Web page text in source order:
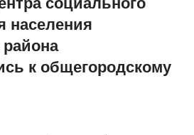
населения
района
к общегородскому